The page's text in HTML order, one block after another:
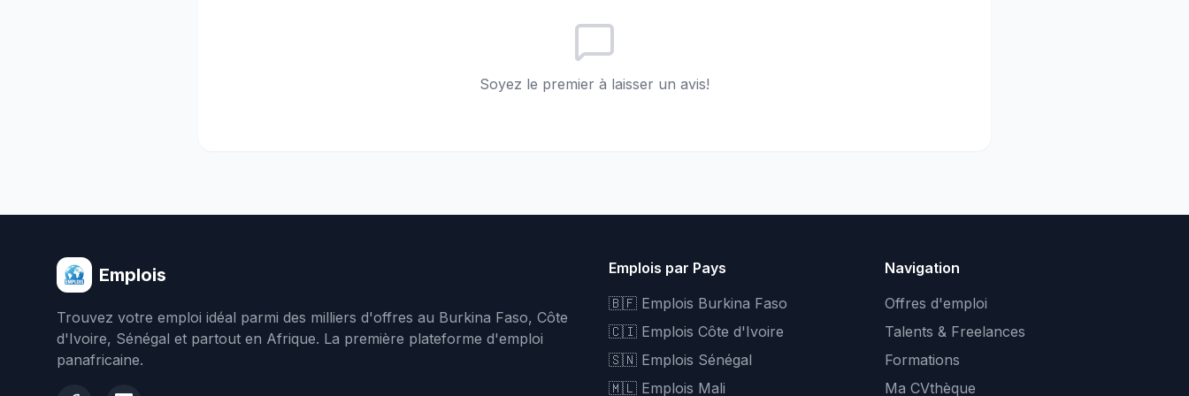
Soyez le premier à laisser un avis!
Emplois
Trouvez votre emploi idéal parmi des milliers d'offres au Burkina Faso, Côte
d'Ivoire, Sénégal et partout en Afrique. La première plateforme d'emploi
panafricaine.
Emplois par Pays
🇧🇫 Emplois Burkina Faso
🇨🇮 Emplois Côte d'Ivoire
🇸🇳 Emplois Sénégal
🇲🇱 Emplois Mali
Navigation
Offres d'emploi
Talents & Freelances
Formations
Ma CVthèque